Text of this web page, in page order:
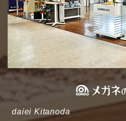
daiei Kitanoda